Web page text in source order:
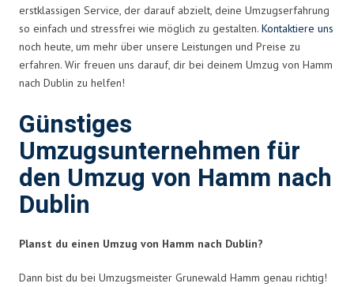
erstklassigen Service, der darauf abzielt, deine Umzugserfahrung
so einfach und stressfrei wie möglich zu gestalten. Kontaktiere uns
noch heute, um mehr über unsere Leistungen und Preise zu
erfahren. Wir freuen uns darauf, dir bei deinem Umzug von Hamm
nach Dublin zu helfen!
Günstiges
Umzugsunternehmen für
den Umzug von Hamm nach
Dublin
Planst du einen Umzug von Hamm nach Dublin?
Dann bist du bei Umzugsmeister Grunewald Hamm genau richtig!